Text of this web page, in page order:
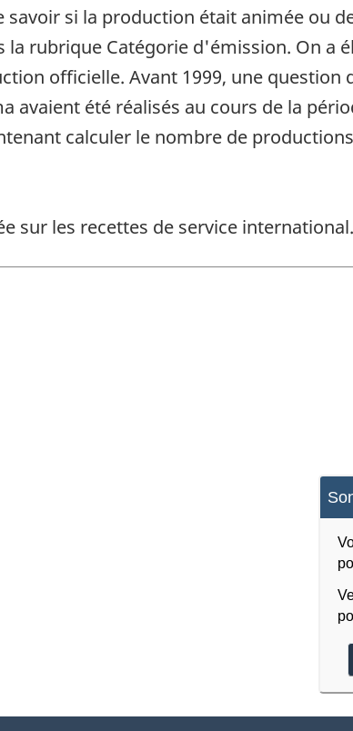
si la production était animée ou
la rubrique Catégorie d'émission. On a
officielle. Avant 1999, une
avaient été réalisés au cours de la
calculer le nombre de
sur les recettes de service international.